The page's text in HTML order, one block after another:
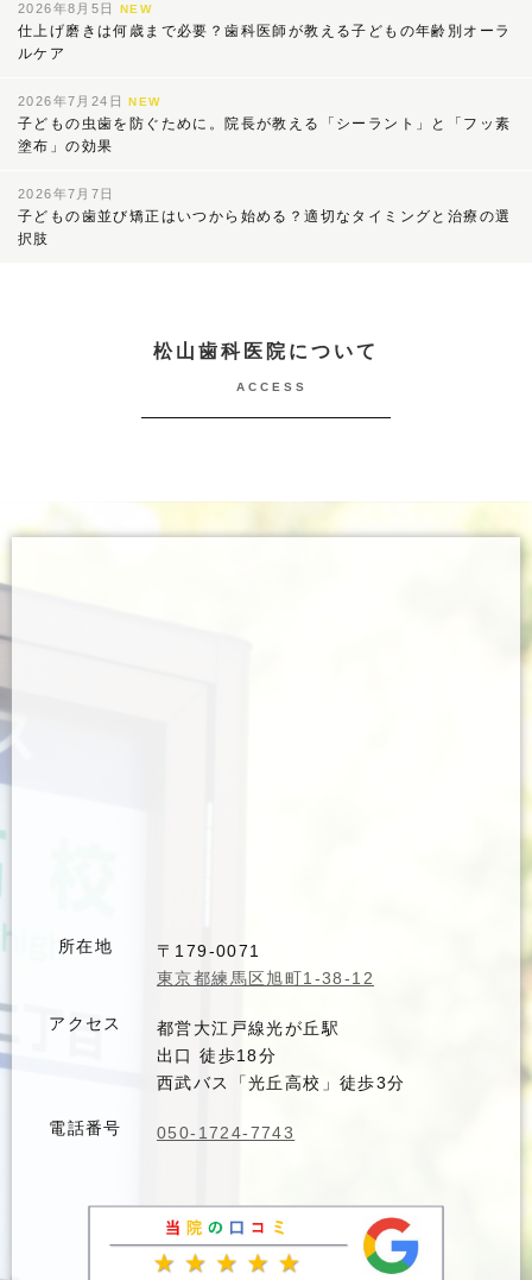
2026年8月5日NEW
仕上げ磨きは何歳まで必要？歯科医師が教える子どもの年齢別オーラ
ルケア
2026年7月24日NEW
子どもの虫歯を防ぐために。院長が教える「シーラント」と「フッ素
塗布」の効果
2026年7月7日
子どもの歯並び矯正はいつから始める？適切なタイミングと治療の選
択肢
松山歯科医院について
ACCESS
所在地
〒179-0071
東京都練馬区旭町1-38-12
アクセス
都営大江戸線光が丘駅
出口 徒歩18分
西武バス「光丘高校」徒歩3分
電話番号 050-1724-7743